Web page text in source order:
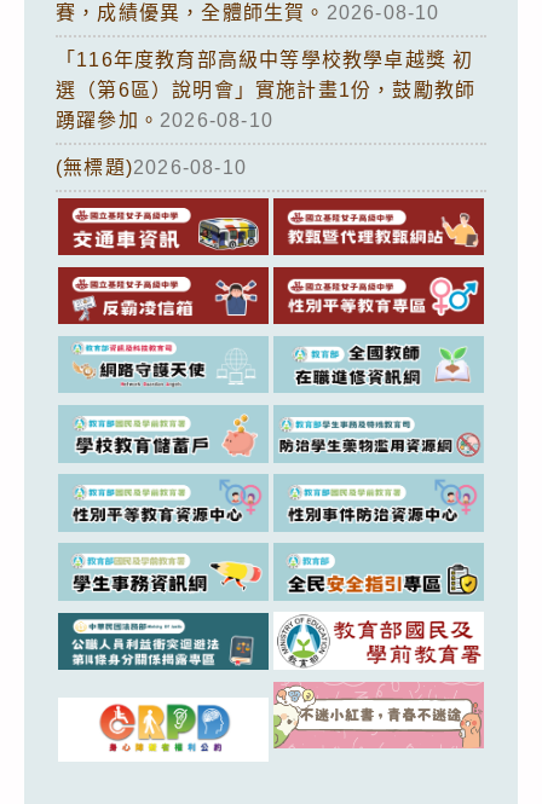
賽，成績優異，全體師生賀。 2026-08-10
「116年度教育部高級中等學校教學卓越獎 初
選（第6區）說明會」實施計畫1份，鼓勵教師
踴躍參加。 2026-08-10
(無標題)2026-08-10